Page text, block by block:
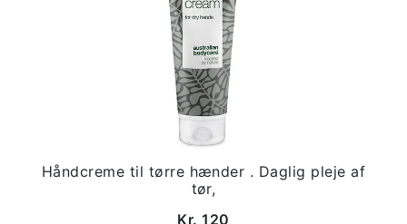
Håndcreme til tørre hænder . Daglig pleje af
tør,
Kr. 120